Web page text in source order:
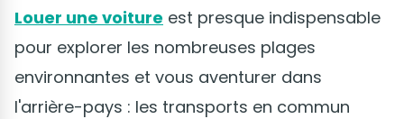
Louer une voiture est presque indispensable
pour explorer les nombreuses plages
environnantes et vous aventurer dans
l'arrière-pays : les transports en commun